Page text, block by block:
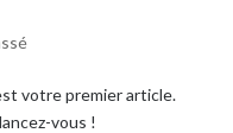
votre premier article.
vous !